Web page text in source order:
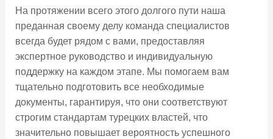
На протяжении всего этого долгого пути наша
преданная своему делу команда специалистов
всегда будет рядом с вами, предоставляя
экспертное руководство и индивидуальную
поддержку на каждом этапе. Мы помогаем вам
тщательно подготовить все необходимые
документы, гарантируя, что они соответствуют
строгим стандартам турецких властей, что
значительно повышает вероятность успешного